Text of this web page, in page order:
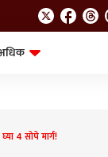
4 सोपे मार्ग!